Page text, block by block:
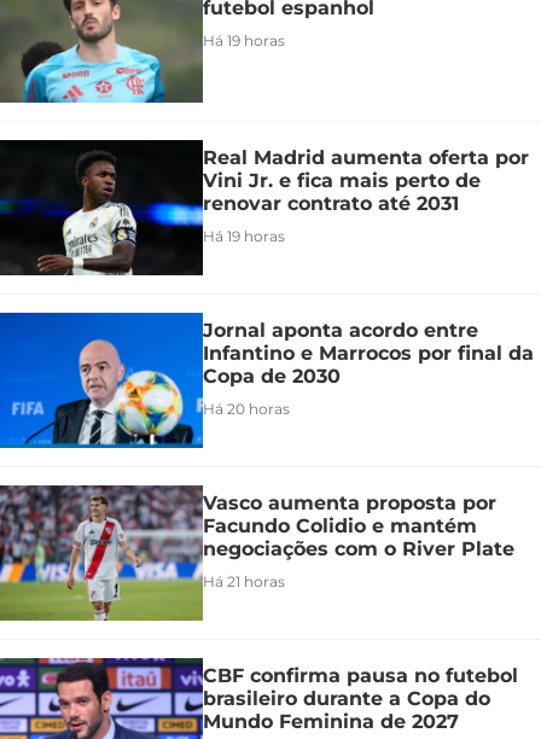
futebol espanhol
Há 19 horas
Real Madrid aumenta oferta por
Vini Jr. e fica mais perto de
renovar contrato até 2031
Há 19 horas
Jornal aponta acordo entre
Infantino e Marrocos por final da
Copa de 2030
Há 20 horas
Vasco aumenta proposta por
Facundo Colidio e mantém
negociações com o River Plate
Há 21 horas
CBF confirma pausa no futebol
brasileiro durante a Copa do
Mundo Feminina de 2027